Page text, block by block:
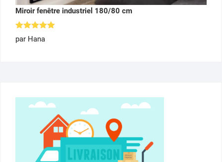
Miroir fenêtre industriel 180/80 cm
Note
sur 5
par Hana